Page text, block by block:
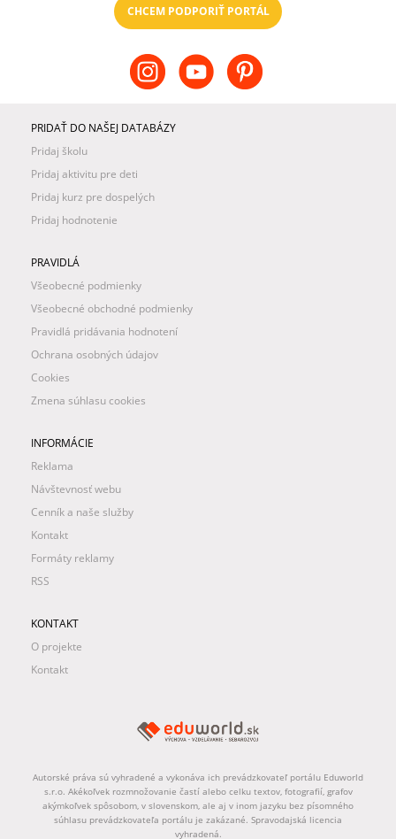
CHCEM PODPORIŤ PORTÁL
PRIDAŤ DO NAŠEJ DATABÁZY
Pridaj školu
Pridaj aktivitu pre deti
Pridaj kurz pre dospelých
Pridaj hodnotenie
PRAVIDLÁ
Všeobecné podmienky
Všeobecné obchodné podmienky
Pravidlá pridávania hodnotení
Ochrana osobných údajov
Cookies
Zmena súhlasu cookies
INFORMÁCIE
Reklama
Návštevnosť webu
Cenník a naše služby
Kontakt
Formáty reklamy
RSS
KONTAKT
O projekte
Kontakt
Autorské práva sú vyhradené a vykonáva ich prevádzkovateľ portálu Eduworld
s.r.o. Akékoľvek rozmnožovanie častí alebo celku textov, fotografií, grafov
akýmkoľvek spôsobom, v slovenskom, ale aj v inom jazyku bez písomného
súhlasu prevádzkovateľa portálu je zakázané. Spravodajská licencia
vyhradená.